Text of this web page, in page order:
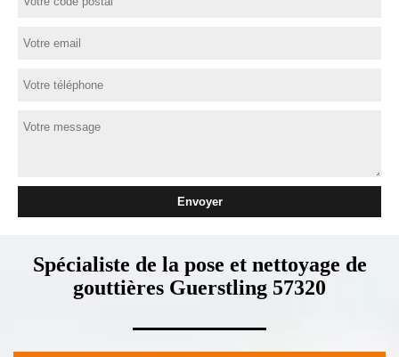
Spécialiste de la pose et nettoyage de
gouttières Guerstling 57320